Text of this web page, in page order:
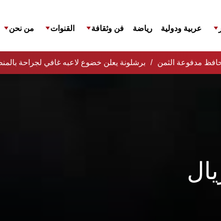
عربية ودولية رياضة فن وثقافة القنوات من نحن
برشلونة يعلن خضوع لاعبه غافي لجراحة مدفوعة الثمن